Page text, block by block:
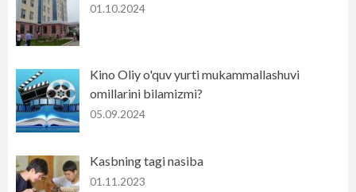
01.10.2024
Kino Oliy o'quv yurti mukammallashuvi
omillarini bilamizmi?
05.09.2024
Kasbning tagi nasiba
01.11.2023